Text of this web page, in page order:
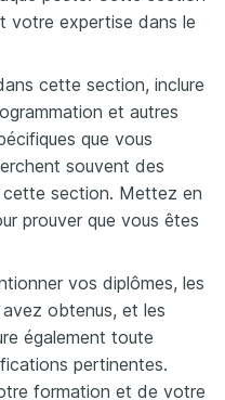
votre expertise dans le
cette section, inclure
et autres
que vous
souvent des
section. Mettez en
prouver que vous êtes
vos diplômes, les
obtenus, et les
également toute
pertinentes.
formation et de votre